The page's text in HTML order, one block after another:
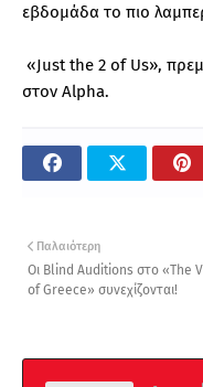
εβδομάδα το πιο
«Just the 2 of Us»,
στον Alpha.
Παλαιότερη
Οι Blind Auditions στο «The
of Greece» συνεχίζονται!